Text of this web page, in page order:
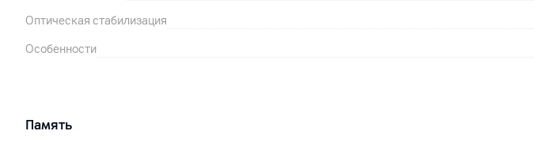
Оптическая стабилизация
Особенности
Память